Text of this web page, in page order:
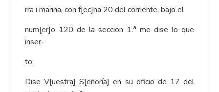
rra i marina, con f[ec]ha 20 del corriente, bajo el
num[er]o 120 de la seccion 1.a me dise lo que
inser-
to:
Dise V[uestra] S[eñoría] en su oficio de 17 del